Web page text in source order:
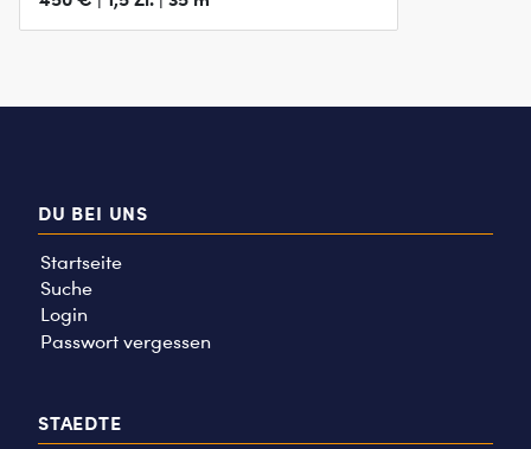
DU BEI UNS
Startseite
Suche
Login
Passwort vergessen
STAEDTE